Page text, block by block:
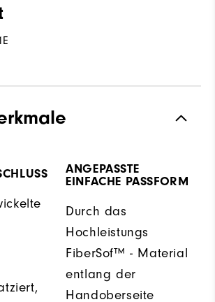
ANGEPASSTE
EINFACHE PASSFORM
Durch das
Hochleistungs
FiberSof™ - Material
entlang der
Handoberseite